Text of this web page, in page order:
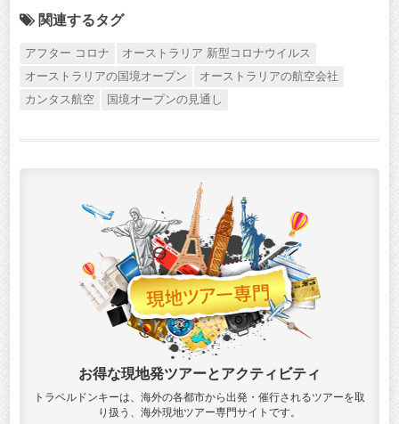
関連するタグ
アフター コロナ
オーストラリア 新型コロナウイルス
オーストラリアの国境オープン
オーストラリアの航空会社
カンタス航空
国境オープンの見通し
お得な現地発ツアーとアクティビティ
トラベルドンキーは、海外の各都市から出発・催行されるツアーを取
り扱う、海外現地ツアー専門サイトです。